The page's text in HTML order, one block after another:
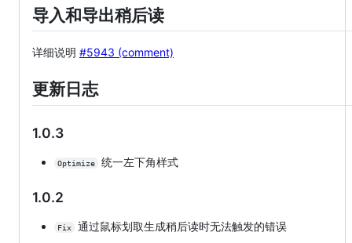
导入和导出稍后读
详细说明 #5943 (comment)
更新日志
1.0.3
Optimize 统一左下角样式
1.0.2
Fix 通过鼠标划取生成稍后读时无法触发的错误